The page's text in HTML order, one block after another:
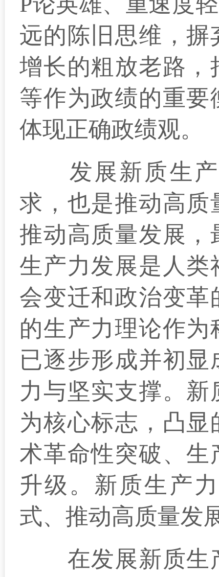
远的陈旧思维，
增长的粗放老路
等作为政绩的重
体现正确政绩观。
发展新质生产
求，也是推动高
推动高质量发展
生产力发展是人
会变迁和政治变
的生产力理论作
已逐步形成并初
力与坚实支撑。
为核心标志，凸
术革命性突破、
升级。新质生产
式、推动高质量发
在发展新质生